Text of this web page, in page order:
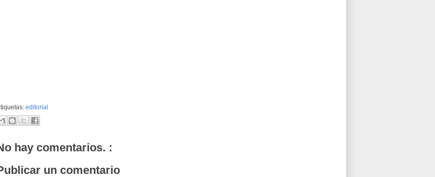
editorial
hay comentarios. :
un comentario